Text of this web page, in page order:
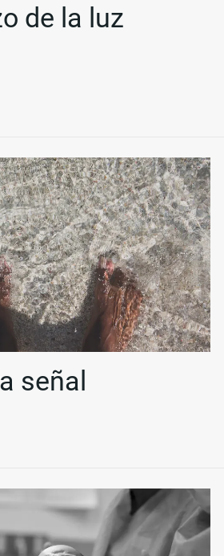
de la luz
señal